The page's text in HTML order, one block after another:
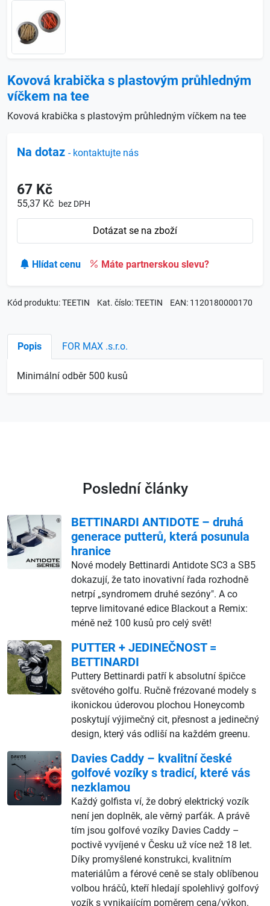
Kovová krabička s plastovým průhledným
víčkem na tee
Kovová krabička s plastovým průhledným víčkem na tee
Na dotaz - kontaktujte nás
67 Kč
55,37 Kč bez DPH
Dotázat se na zboží
Hlídat cenu Máte partnerskou slevu?
Kód produktu: TEETIN Kat. číslo: TEETIN EAN: 1120180000170
Popis FOR MAX .s.r.o.
Minimální odběr 500 kusů
Poslední články
BETTINARDI ANTIDOTE – druhá
generace putterů, která posunula
hranice
Nové modely Bettinardi Antidote SC3 a SB5
dokazují, že tato inovativní řada rozhodně
netrpí „syndromem druhé sezóny". A co
teprve limitované edice Blackout a Remix:
méně než 100 kusů pro celý svět!
PUTTER + JEDINEČNOST =
BETTINARDI
Puttery Bettinardi patří k absolutní špičce
světového golfu. Ručně frézované modely s
ikonickou úderovou plochou Honeycomb
poskytují výjimečný cit, přesnost a jedinečný
design, který vás odliší na každém greenu.
Davies Caddy – kvalitní české
golfové vozíky s tradicí, které vás
nezklamou
Každý golfista ví, že dobrý elektrický vozík
není jen doplněk, ale věrný parťák. A právě
tím jsou golfové vozíky Davies Caddy –
poctivě vyvíjené v Česku už více než 18 let.
Díky promyšlené konstrukci, kvalitním
materiálům a férové ceně se staly oblíbenou
volbou hráčů, kteří hledají spolehlivý golfový
vozík s vynikajícím poměrem cena/výkon.